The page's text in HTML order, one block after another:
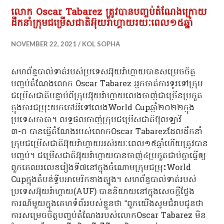
លោក Oscar Tabarez ត្រូវបានបញ្ចប់តំណែងក្រោយ
ដឹកនាំក្រុមជម្រើសជាតិអ៊ុយរ៉ាហ្គាយរយៈពេល១៥ឆ្នាំ
NOVEMBER 22, 2021 KOL SOPHA
សហព័ន្ធបាល់ទាត់របស់ប្រទេសអ៊ុយរ៉ាហ្គាយបានសម្រេចចិត្ត
បញ្ចប់តំណែងលោក Oscar Tabarez អ្នកចាត់ការទូរទៅក្រុម
ជម្រើសជាតិបន្ទាប់ពីក្រុមអ៊ុយរ៉ាហ្គាយលេងចាញ់ជាច្រើនប្រកួត
ក្នុងការជម្រុះយកកៅអីទៅលេងWorld Cupឆ្នាំ២០២២ក្នុង
ប្រទេសកាតា។ ​លទ្ធផលចាញ់ក្រុមជម្រើសជាតិប៊ុលឡាវី
៣-០ បានធ្វើតំណែងរបស់លោកOscar Tabarezដែលដឹកនាំ
ក្រុមជម្រើសជាតិអ៊ុយរ៉ាហ្គាយអស់រយៈពេល១៥ឆ្នាំហើយត្រូវបាន
បញ្ចប់។ ជម្រើសជាតិអ៊ុយរ៉ាហ្គាយបានចាញ់៤ប្រកួតជាប់គ្នាធ្វើឲ្យ
ពួកគេឈរលេខរៀងទី៧នៅក្នុងចំណោមក្រុមជម្រុះWorld
Cupក្នុងតំបន់ទ្វីបអាមេរិកខាងត្បូង។ ​សហព័ន្ធបាល់ទាត់របស់
ប្រទេសអ៊ុយរ៉ាហ្គាយ​(AUF) បាននិយាយនៅក្នុងសេចក្តីថ្លែង
ការណ៍មួយក្នុងគេហទំព័ររបស់ខ្លួនថា “ពួកយើងសូមជំរាបជូនថា
ការសម្រេចចិត្តបញ្ចប់តំណែងរបស់លោកOscar Tabarez មិន